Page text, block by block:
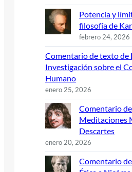
Potencia y
filosofía de
febrero 24, 2026
Comentario de texto de
Investigación sobre el
Humano
enero 25, 2026
Comentario
Meditaciones
Descartes
enero 20, 2026
Comentario